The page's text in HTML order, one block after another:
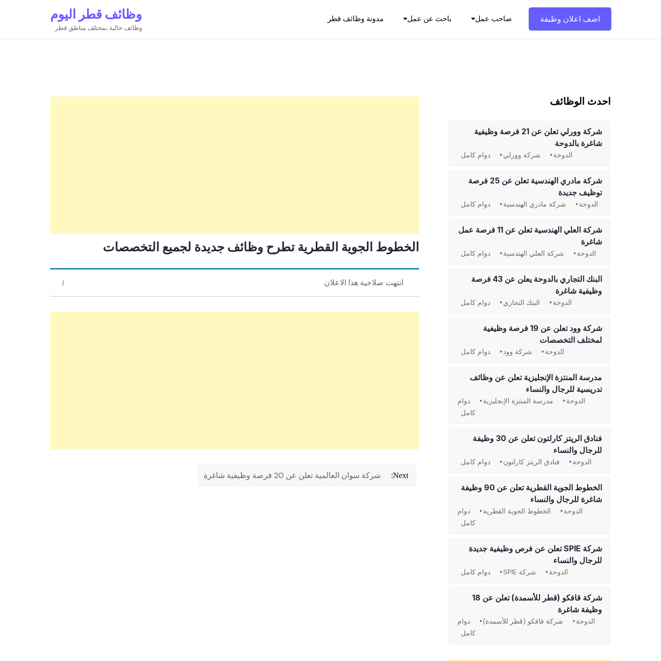
وظائف قطر اليوم
وظائف خالية بمختلف مناطق قطر
مدونة وظائف قطر باحث عن عمل صاحب عمل اضف اعلان وظيفة
الخطوط الجوية القطرية تطرح وظائف جديدة لجميع التخصصات
انتهت صلاحية هذا الاعلان
تصفّح
Next: شركة سوان العالمية تعلن عن 20 فرصة وظيفية شاغرة
احدث الوظائف
شركة وورلي تعلن عن 21 فرصة وظيفية
شاغرة بالدوحة
الدوحة شركة وورلي دوام كامل
شركة مادري الهندسية تعلن عن 25 فرصة
توظيف جديدة
الدوحة شركة مادري الهندسية دوام كامل
شركة العلي الهندسية تعلن عن 11 فرصة عمل
شاغرة
الدوحة شركة العلي الهندسية دوام كامل
‏البنك التجاري بالدوحة يعلن عن 43 فرصة
وظيفية شاغرة
الدوحة البنك التجاري دوام كامل
شركة وود تعلن عن 19 فرصة وظيفية
لمختلف التخصصات
الدوحة شركة وود دوام كامل
مدرسة المنتزة الإنجليزية تعلن عن وظائف
تدريسية للرجال والنساء
الدوحة مدرسة المنتزة الإنجليزية
دوام
كامل
فنادق الريتز كارلتون تعلن عن 30 وظيفة
للرجال والنساء
الدوحة فنادق الريتز كارلتون دوام كامل
الخطوط الجوية القطرية تعلن عن 90 وظيفة
شاغرة للرجال والنساء
الدوحة الخطوط الجوية القطرية
دوام
كامل
شركة SPIE تعلن عن فرص وظيفية جديدة
للرجال والنساء
الدوحة شركة SPIE دوام كامل
شركة قافكو (قطر للأسمدة) تعلن عن 18
وظيفة شاغرة
الدوحة شركة قافكو (قطر للأسمدة)
دوام
كامل